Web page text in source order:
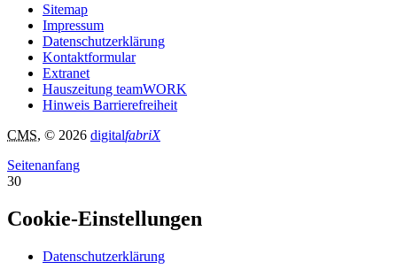
Sitemap
Impressum
Datenschutzerklärung
Kontaktformular
Extranet
Hauszeitung teamWORK
Hinweis Barrierefreiheit
CMS, © 2026 digitalfabriX
Seitenanfang
30
Cookie-Einstellungen
Datenschutzerklärung